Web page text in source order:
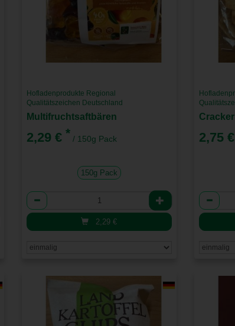
Hofladenprodukte Regional
Qualitätszeichen Deutschland
Multifruchtsaftbären
2,29 €* / 150g Pack
150g Pack
Anzahl
2,29€
2,75 €
Anzahl